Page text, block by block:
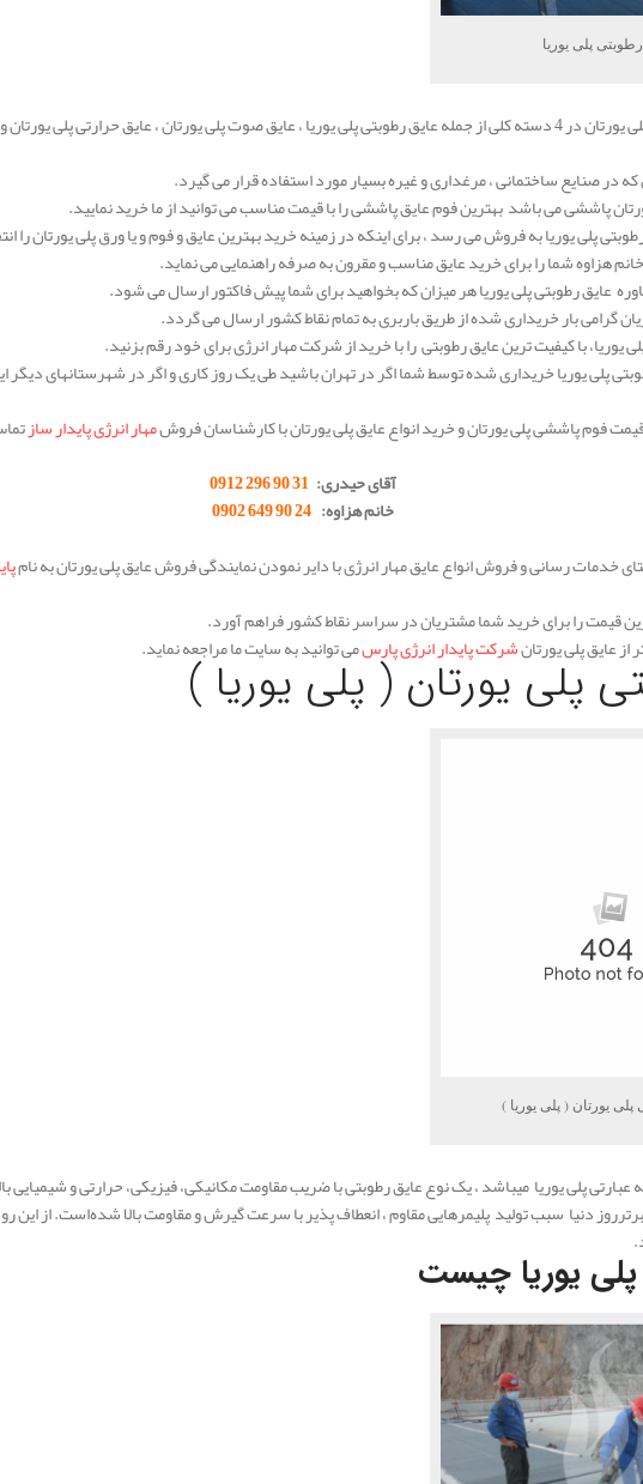
پلی یوریا
در شرکت مهار انرژی عایق پلی یورتان در 4 دسته کلی از جمله عایق رطوبتی پلی یوریا ، عایق صوت پلی یورتان ، عایق
که در صنایع ساختمانی ، مرغداری و غیره بسیار مورد استفاده قرار می گیرد.
پاششی می باشد بهترین فوم عایق پاششی را با قیمت مناسب می توانید از ما خرید نمایید.
پلی یوریا به فروش می رسد ، برای اینکه در زمینه خرید بهترین عایق و فوم و یا ورق پلی یورتان را
هزاوه شما را برای خرید عایق مناسب و مقرون به صرفه راهنمایی می نماید.
عایق رطوبتی پلی یوریا هر میزان که بخواهید برای شما پیش فاکتور ارسال می شود.
گرامی بار خریداری شده از طریق باربری به تمام نقاط کشور ارسال می گردد.
یوریا، با کیفیت ترین عایق رطوبتی را با خرید از شرکت مهار انرژی برای خود رقم بزنید.
پلی یوریا خریداری شده توسط شما اگر در تهران باشید طی یک روز کاری و اگر در شهرستانهای دیگر
فوم پاششی پلی یورتان و خرید انواع عایق پلی یورتان با کارشناسان فروشمهار انرژی پایدار ساز
آقای حیدری: 31 90 296 0912
خانم هزاوه:24 90 649 0902
خدمات رسانی و فروش انواع عایق مهار انرژی با دایر نمودن نمایندگی فروش عایق پلی یورتان به نام
قیمت را برای خرید شما مشتریان در سراسر نقاط کشور فراهم آورد.
عایق پلی یورتانشرکت پایدار انرژی پارسمی توانید به سایت ما مراجعه نماید.
پلی یورتان ( پلی یوریا )
یورتان ( پلی یوریا )
عبارتی پلی یوریا میباشد ، یک نوع عایق رطوبتی با ضریب مقاومت مکانیکی، فیزیکی، حرارتی و شیمیایی
برترروز دنیا سبب تولید پلیمرهایی مقاوم ، انعطاف پذیر با سرعت گیرش و مقاومت بالا شده‌است. از این
یوریا چیست